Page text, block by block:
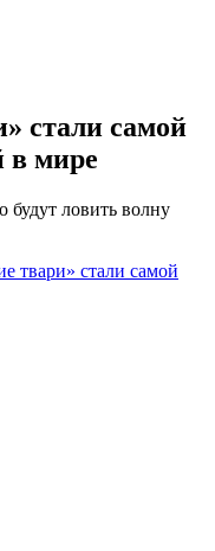
стали самой
в мире
будут ловить волну
твари» стали самой